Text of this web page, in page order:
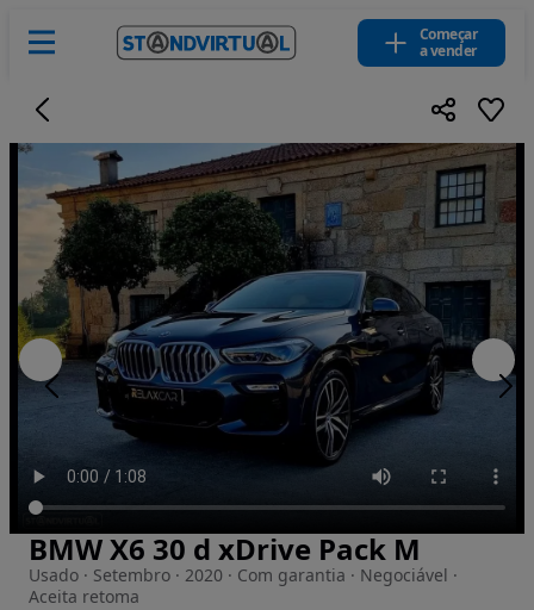
Começar
a vender
Imagem 1 de 48
BMW X6 30 d xDrive Pack M
Usado · Setembro · 2020 · Com garantia · Negociável ·
Aceita retoma